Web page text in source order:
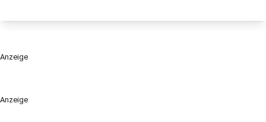
Anzeige
Anzeige